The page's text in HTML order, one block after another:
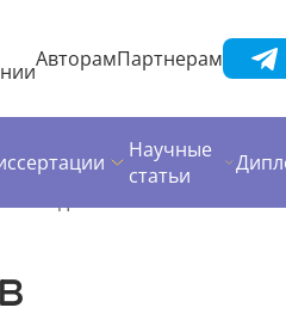
АвторамПартнерам
Научные
статьи